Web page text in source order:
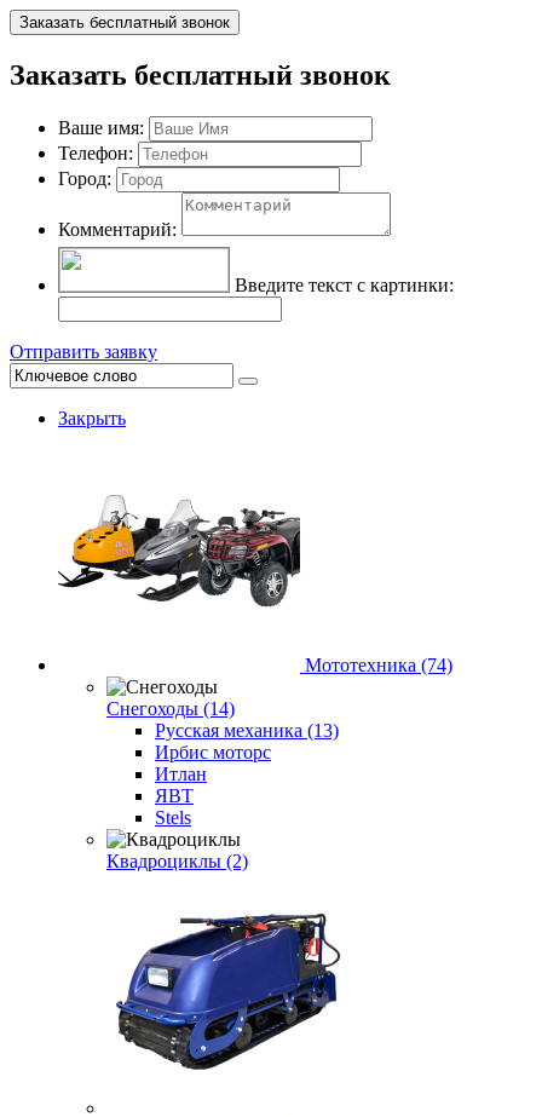
Заказать бесплатный звонок
Заказать бесплатный звонок
Ваше имя:
Телефон:
Город:
Комментарий:
Введите текст с картинки:
Отправить заявку
Закрыть
Мототехника (74)
Снегоходы (14)
Русская механика (13)
Ирбис моторс
Итлан
ЯВТ
Stels
Квадроциклы (2)